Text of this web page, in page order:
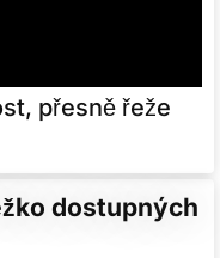
přesně řeže
dostupných